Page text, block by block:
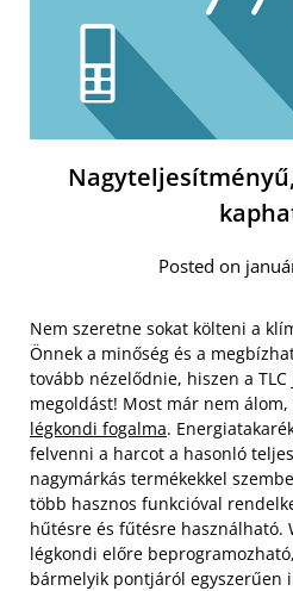
Posted on
Nem szeretne sokat költeni a
Önnek a minőség és a
tovább nézelődnie, hiszen a
megoldást! Most már nem álom,
légkondi fogalma.
felvenni a harcot a hasonló
nagymárkás termékekkel
több hasznos funkcióval
hűtésre és fűtésre használható.
légkondi előre
bármelyik pontjáról egyszerűen